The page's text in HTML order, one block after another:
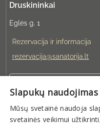
Druskininkai
Eglės g. 1
Rezervacija ir informacija
rezervacija@sanatorija.lt
Galite rezervuoti:
Slapukų naudojimas
Mūsų svetainė naudoja
svetainės veikimui